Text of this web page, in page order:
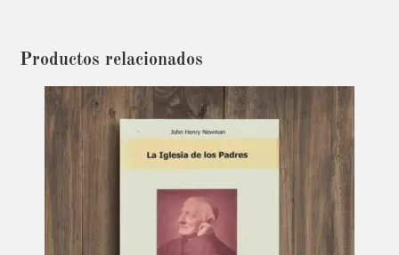
Productos relacionados